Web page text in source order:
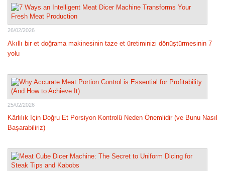
26/02/2026
Akıllı bir et doğrama makinesinin taze et üretiminizi dönüştürmesinin 7
yolu
25/02/2026
Kârlılık İçin Doğru Et Porsiyon Kontrolü Neden Önemlidir (ve Bunu Nasıl
Başarabiliriz)